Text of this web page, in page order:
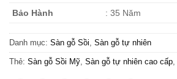
Bảo Hành : 35 Năm
Danh mục: Sàn gỗ Sồi, Sàn gỗ tự nhiên
Thẻ: Sàn gỗ Sồi Mỹ, Sàn gỗ tự nhiên cao cấp,